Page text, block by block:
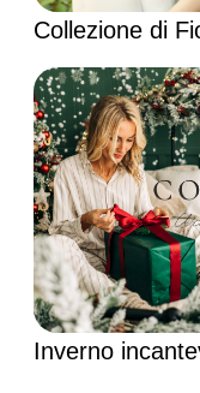
Collezione di
Inverno